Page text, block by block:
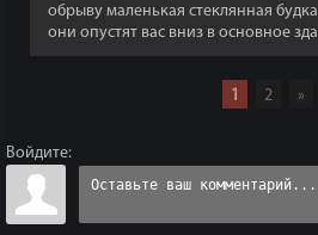
обрыву маленькая стеклянная
они опустят вас вниз в основное
1 2 »
Войдите: